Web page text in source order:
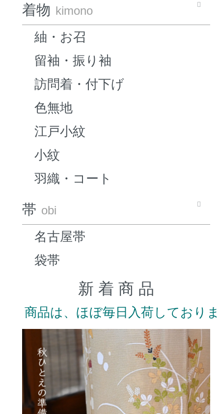
着物 kimono
紬・お召
留袖・振り袖
訪問着・付下げ
色無地
江戸小紋
小紋
羽織・コート
帯 obi
名古屋帯
袋帯
新 着 商 品
商品は、ほぼ毎日入荷しており